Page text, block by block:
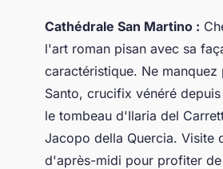
Cathédrale San Martino :
l'art roman pisan avec sa
caractéristique. Ne manquez
Santo, crucifix vénéré
le tombeau d'Ilaria del
Jacopo della Quercia. Visite
d'après-midi pour profiter